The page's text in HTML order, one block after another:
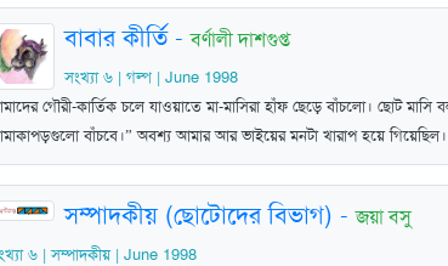
বাবার কীর্তি-বর্ণালী দাশগুপ্ত
সংখ্যা ৬ | গল্প | June 1998
গৌরী-কার্তিক চলে যাওয়াতে মা-মাসিরা হাঁফ ছেড়ে বাঁচলো। ছোট
বাঁচবে।” অবশ্য আমার আর ভাইয়ের মনটা খারাপ হয়ে
সম্পাদকীয় (ছোটোদের বিভাগ) -জয়া বসু
৬ | সম্পাদকীয় | June 1998